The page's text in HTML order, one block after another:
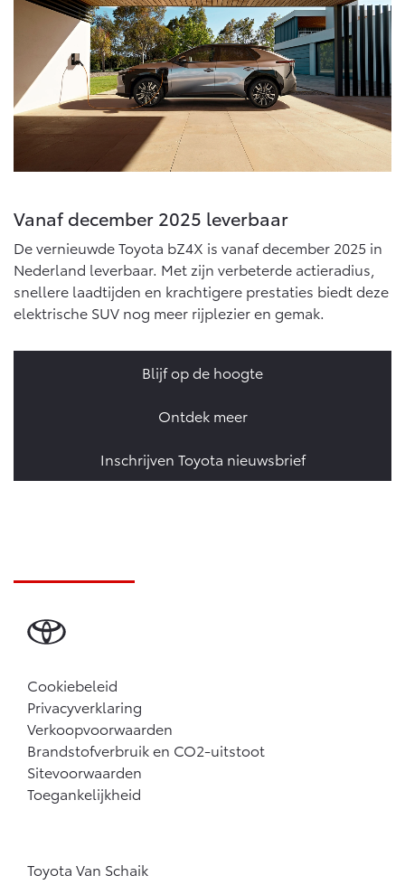
Vanaf december 2025 leverbaar
De vernieuwde Toyota bZ4X is vanaf december 2025 in
Nederland leverbaar. Met zijn verbeterde actieradius,
snellere laadtijden en krachtigere prestaties biedt deze
elektrische SUV nog meer rijplezier en gemak.
Blijf op de hoogte
Ontdek meer
Inschrijven Toyota nieuwsbrief
Cookiebeleid
Privacyverklaring
Verkoopvoorwaarden
Brandstofverbruik en CO2-uitstoot
Sitevoorwaarden
Toegankelijkheid
Toyota Van Schaik